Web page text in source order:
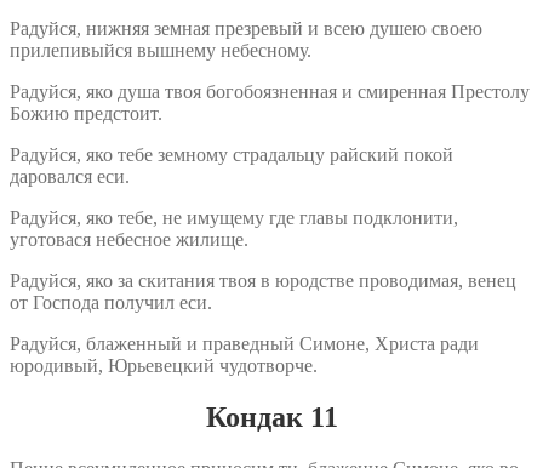
Радуйся, нижняя земная презревый и всею душею своею
прилепивыйся вышнему небесному.
Радуйся, яко душа твоя богобоязненная и смиренная Престолу
Божию предстоит.
Радуйся, яко тебе земному страдальцу райский покой
даровался еси.
Радуйся, яко тебе, не имущему где главы подклонити,
уготовася небесное жилище.
Радуйся, яко за скитания твоя в юродстве проводимая, венец
от Господа получил еси.
Радуйся, блаженный и праведный Симоне, Христа ради
юродивый, Юрьевецкий чудотворче.
Кондак 11